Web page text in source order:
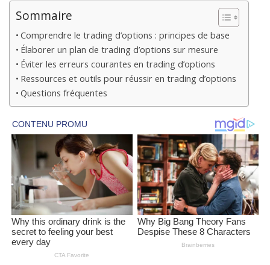
Sommaire
Comprendre le trading d’options : principes de base
Élaborer un plan de trading d’options sur mesure
Éviter les erreurs courantes en trading d’options
Ressources et outils pour réussir en trading d’options
Questions fréquentes